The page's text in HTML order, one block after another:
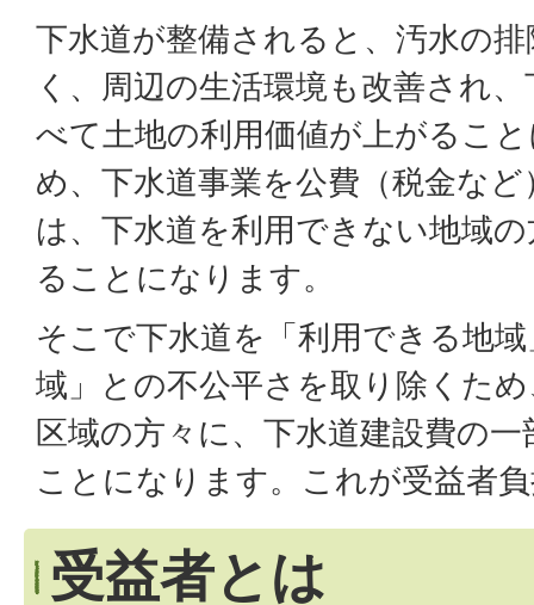
下水道が整備されると、汚水の
く、周辺の生活環境も改善され
べて土地の利用価値が上がるこ
め、下水道事業を公費（税金な
は、下水道を利用できない地域
ることになります。
そこで下水道を「利用できる地
域」との不公平さを取り除くた
区域の方々に、下水道建設費の
ことになります。これが受益者
受益者とは